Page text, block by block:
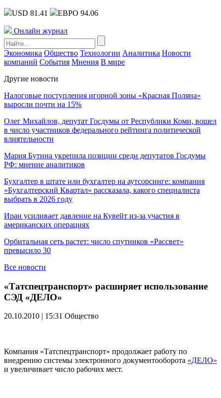
USD 81.41 ЕВРО 94.06
Онлайн журнал
Экономика Общество Технологии Аналитика Новости
компаний События Мнения В мире
Другие новости
Налоговые поступления игорной зоны «Красная Поляна»
выросли почти на 15%
Олег Михайлов, депутат Госдумы от Республики Коми, вошел
в число участников федерального рейтинга политической
влиятельности
Мария Бутина укрепила позиции среди депутатов Госдумы
РФ: мнение аналитиков
Бухгалтер в штате или бухгалтер на аутсорсинге: компания
«Бухгалтерский Квартал» рассказала, какого специалиста
выбрать в 2026 году
Иран усиливает давление на Кувейт из-за участия в
американских операциях
Орбитальная сеть растет: число спутников «Рассвет»
превысило 30
Все новости
«Татспецтранспорт» расширяет использование
СЭД «ДЕЛО»
20.10.2010 | 15:31 Общество
Компания «Татспецтранспорт» продолжает работу по
внедрению системы электронного документооборота «ДЕЛО»
и увеличивает число рабочих мест.